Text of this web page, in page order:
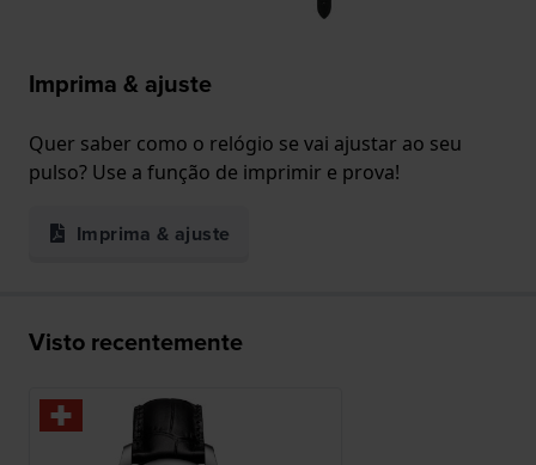
Imprima & ajuste
Quer saber como o relógio se vai ajustar ao seu
pulso? Use a função de imprimir e prova!
Imprima & ajuste
Visto recentemente